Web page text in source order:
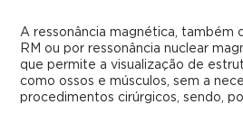
A ressonância magnética, também
RM ou por ressonância nuclear
que permite a visualização de
como ossos e músculos, sem a
procedimentos cirúrgicos, sendo,